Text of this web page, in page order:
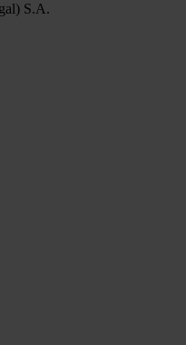
S.A.